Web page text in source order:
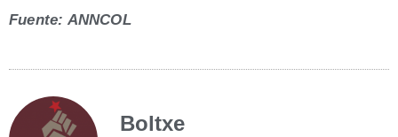
Fuen­te: ANNCOL
Boltxe